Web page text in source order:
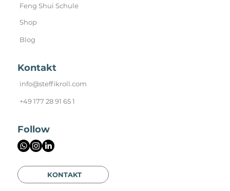
Feng Shui Schule
Shop
Blog
Kontakt
info@steffikroll.com
+49 177 28 91 65 1
Follow
KONTAKT